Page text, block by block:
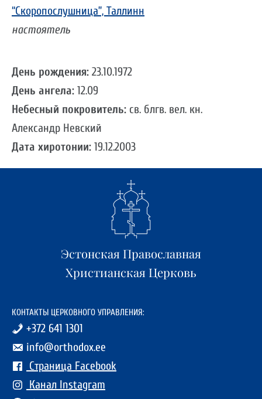
“Скоропослушница”, Таллинн
настоятель
День рождения: 23.10.1972
День ангела: 12.09
Небесный покровитель: св. блгв. вел. кн.
Александр Невский
Дата хиротонии: 19.12.2003
Эстонская Православная
Христианская Церковь
КОНТАКТЫ ЦЕРКОВНОГО УПРАВЛЕНИЯ:
+372 641 1301
info@orthodox.ee
Страница Facebook
Канал Instagram